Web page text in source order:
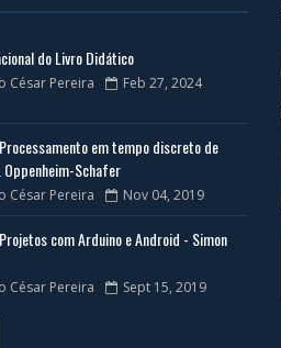
do Livro Didático
César Pereira Feb 27, 2024
em tempo discreto de
Oppenheim-Schafer
César Pereira Nov 04, 2019
com Arduino e Android - Simon
César Pereira Sept 15, 2019